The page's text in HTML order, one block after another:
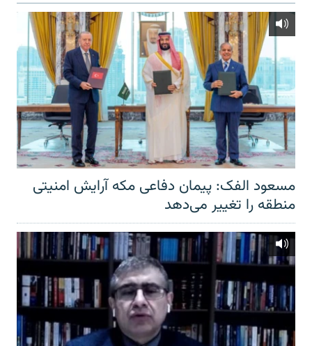
مسعود الفک: پیمان دفاعی مکه آرایش امنیتی
منطقه را تغییر می‌دهد